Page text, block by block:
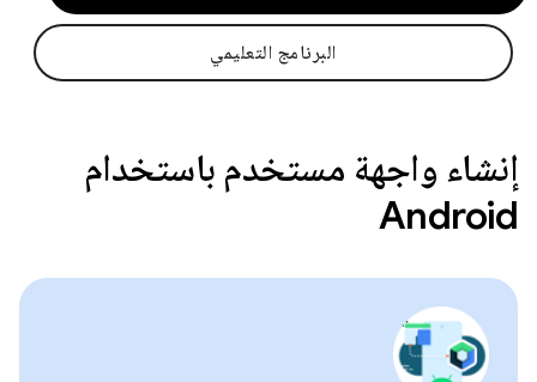
البرنامج التعليمي
إنشاء واجهة مستخدم باستخدام
Android